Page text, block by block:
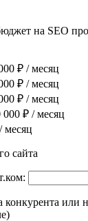
на SEO
₽ / месяц
₽ / месяц
₽ / месяц
000 ₽ / месяц
месяц
сайта
конкурента или